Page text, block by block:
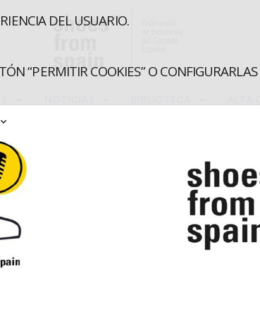
DEL USUARIO.
“PERMITIR COOKIES” O